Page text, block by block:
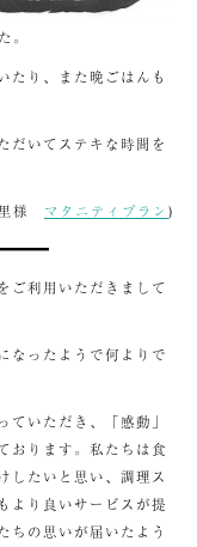
。
たり、また晩ごはんも
だいてステキな時間を
様 マタニティプラン )
ご利用いただきまして
なったようで何よりで
いただき、「感動」
おります。私たちは食
したいと思い、調理ス
より良いサービスが提
ちの思いが届いたよう